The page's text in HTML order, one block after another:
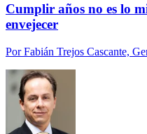
Cumplir años no es lo
envejecer
PorFabián Trejos Cascante,